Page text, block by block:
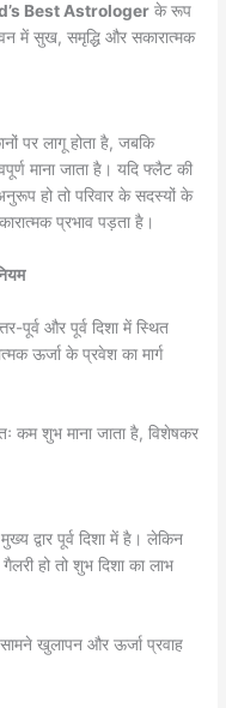
Best Astrologer के रूप
में सुख, समृद्धि और सकारात्मक
पर लागू होता है, जबकि
माना जाता है। यदि फ्लैट की
हो तो परिवार के सदस्यों के
प्रभाव पड़ता है।
पूर्व और पूर्व दिशा में स्थित
ऊर्जा के प्रवेश का मार्ग
कम शुभ माना जाता है, विशेषकर
द्वार पूर्व दिशा में है। लेकिन
हो तो शुभ दिशा का लाभ
खुलापन और ऊर्जा प्रवाह